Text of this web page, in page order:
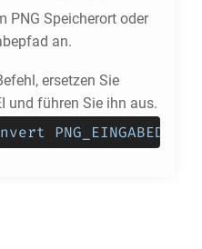
PNG Speicherort oder
an.
ersetzen Sie
und führen Sie ihn aus.